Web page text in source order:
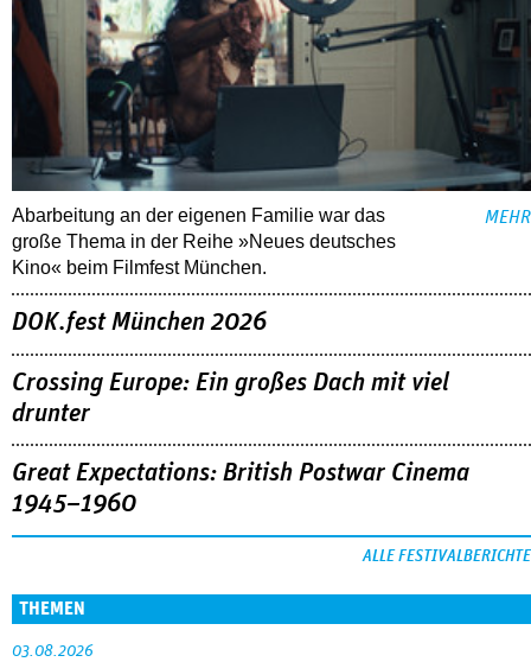
Abarbeitung an der eigenen Familie war das
große Thema in der Reihe »Neues deutsches
Kino« beim Filmfest München.
MEHR
DOK.fest München 2026
Crossing Europe: Ein großes Dach mit viel
drunter
Great Expectations: British Postwar Cinema
1945–1960
ALLE FESTIVALBERICHTE
THEMEN
03.08.2026